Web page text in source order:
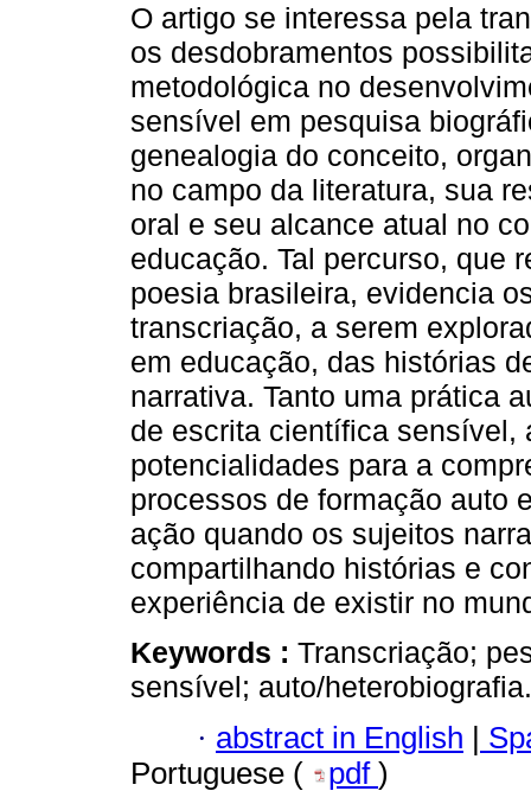
O artigo se interessa pela
os desdobramentos
metodológica no
sensível em pesquisa
genealogia do conceito,
no campo da literatura, sua
oral e seu alcance atual no
educação. Tal percurso, que
poesia brasileira, evidencia
transcriação, a serem
em educação, das histórias
narrativa. Tanto uma prática
de escrita científica sensível,
potencialidades para a
processos de formação auto
ação quando os sujeitos
compartilhando histórias e
experiência de existir no
Keywords : Transcriação;
sensível; auto/
· abstract in English |
Portuguese (
pdf )